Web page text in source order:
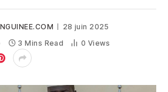
28 juin 2025
3 Mins Read 0 Views